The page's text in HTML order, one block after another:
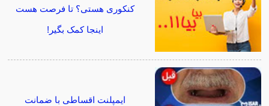
کنکوری هستی؟ تا فرصت هست
اینجا کمک بگیر!
ایمپلنت اقساطی با ضمانت